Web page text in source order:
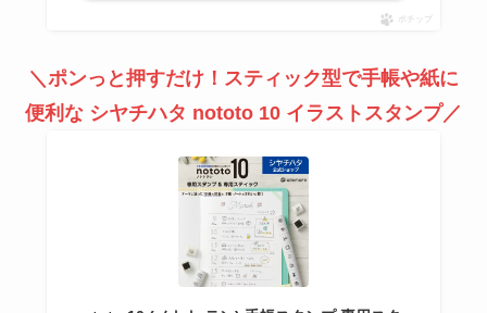
ポチップ
＼ポンっと押すだけ！スティック型で手帳や紙に
便利な シヤチハタ nototo 10 イラストスタンプ／